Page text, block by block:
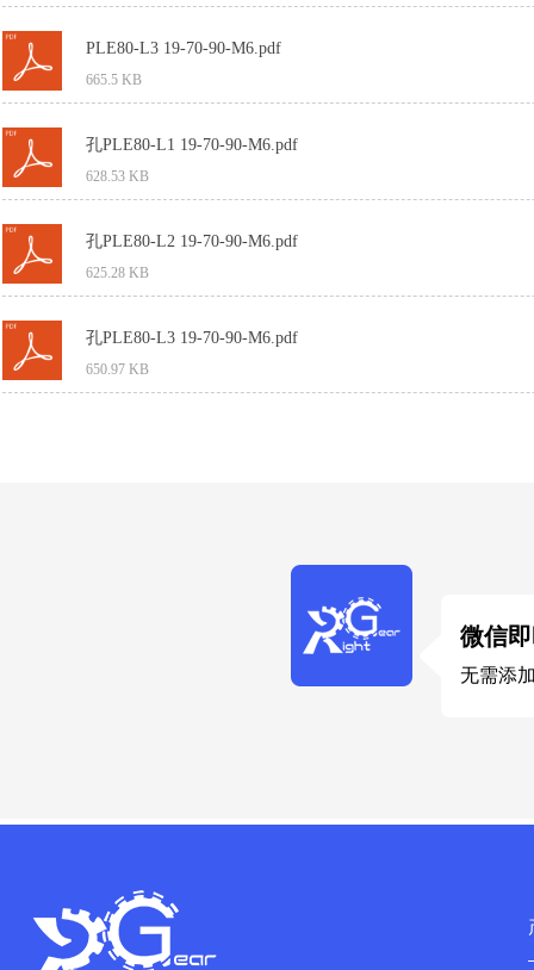
PLE80-L3 19-70-90-M6.pdf
665.5 KB
孔PLE80-L1 19-70-90-M6.pdf
628.53 KB
孔PLE80-L2 19-70-90-M6.pdf
625.28 KB
孔PLE80-L3 19-70-90-M6.pdf
650.97 KB
微信
无需添